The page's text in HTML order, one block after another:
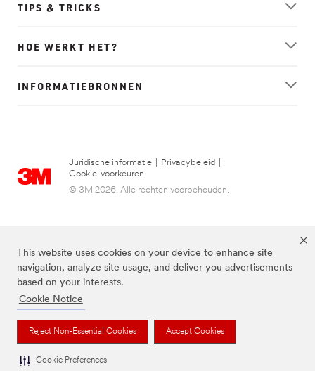
This website uses cookies on your device to enhance site
navigation, analyze site usage, and deliver you advertisements
based on your interests.
Cookie Notice
Reject Non-Essential Cookies Accept Cookies
Cookie Preferences
TIPS & TRICKS
HOE WERKT HET?
INFORMATIEBRONNEN
Juridische informatie Privacybeleid
Cookie-voorkeuren
© 3M 2026. Alle rechten voorbehouden.
FUTURO is een handelsmerk van 3M.